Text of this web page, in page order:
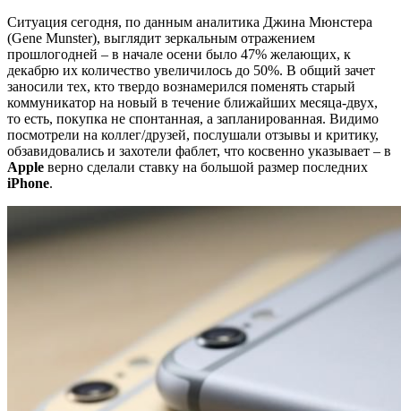
Ситуация сегодня, по данным аналитика Джина Мюнстера
(Gene Munster), выглядит зеркальным отражением
прошлогодней – в начале осени было 47% желающих, к
декабрю их количество увеличилось до 50%. В общий зачет
заносили тех, кто твердо вознамерился поменять старый
коммуникатор на новый в течение ближайших месяца-двух,
то есть, покупка не спонтанная, а запланированная. Видимо
посмотрели на коллег/друзей, послушали отзывы и критику,
обзавидовались и захотели фаблет, что косвенно указывает – в
Apple верно сделали ставку на большой размер последних
iPhone.